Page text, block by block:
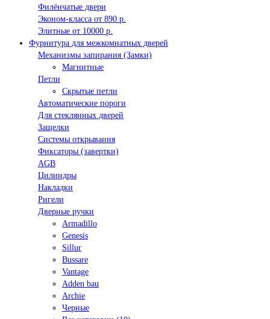
Филёнчатые двери
Эконом-класса от 890 р.
Элитные от 10000 р.
Фурнитура для межкомнатных дверей
Механизмы запирания (Замки)
Магнитные
Петли
Скрытые петли
Автоматические пороги
Для стеклянных дверей
Защелки
Системы открывания
Фиксаторы (завертки)
AGB
Цилиндры
Накладки
Ригели
Дверные ручки
Armadillo
Genesis
Sillur
Bussare
Vantage
Adden bau
Archie
Черные